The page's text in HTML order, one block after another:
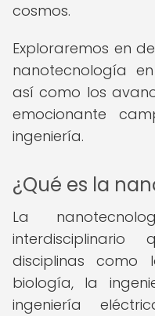
cosmos.
Exploraremos en
nanotecnología
así como los
emocionante
ingeniería.
¿Qué es la
La
interdisciplinario
disciplinas
biología, la
ingeniería